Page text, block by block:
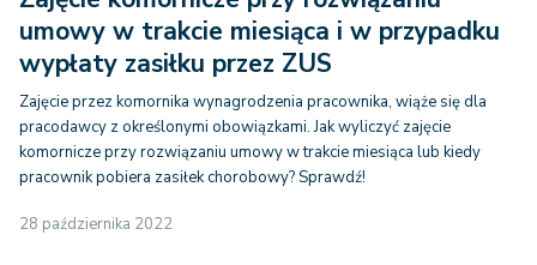
umowy w trakcie miesiąca i w przypadku
wypłaty zasiłku przez ZUS
Zajęcie przez komornika wynagrodzenia pracownika, wiąże się dla
pracodawcy z określonymi obowiązkami. Jak wyliczyć zajęcie
komornicze przy rozwiązaniu umowy w trakcie miesiąca lub kiedy
pracownik pobiera zasiłek chorobowy? Sprawdź!
28 października 2022